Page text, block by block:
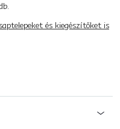
és kiegészítőket is